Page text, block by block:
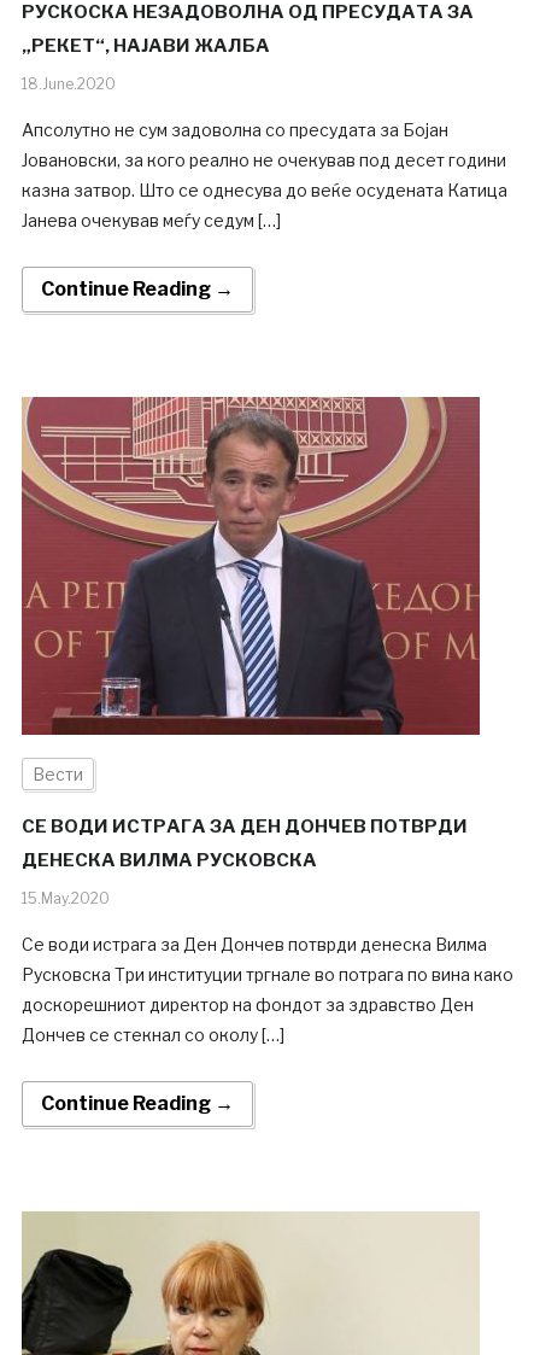
РУСКОСКА НЕЗАДОВОЛНА ОД ПРЕСУДАТА ЗА
„РЕКЕТ“, НАЈАВИ ЖАЛБА
18.June.2020
Апсолутно не сум задоволна со пресудата за Бојан
Јовановски, за кого реално не очекував под десет години
казна затвор. Што се однесува до веќе осудената Катица
Јанева очекував меѓу седум […]
Continue Reading →
Вести
СЕ ВОДИ ИСТРАГА ЗА ДЕН ДОНЧЕВ ПОТВРДИ
ДЕНЕСКА ВИЛМА РУСКОВСКА
15.May.2020
Се води истрага за Ден Дончев потврди денеска Вилма
Русковска Три институции тргнале во потрага по вина како
доскорешниот директор на фондот за здравство Ден
Дончев се стекнал со околу […]
Continue Reading →